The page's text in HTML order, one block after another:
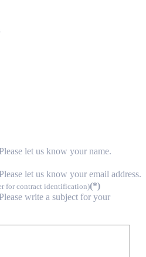
let us know your name.
let us know your email address.
for contract identification)(*)
write a subject for your